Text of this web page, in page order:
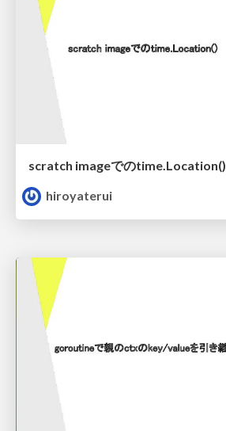
scratch imageでのtime.Location()
hiroyaterui